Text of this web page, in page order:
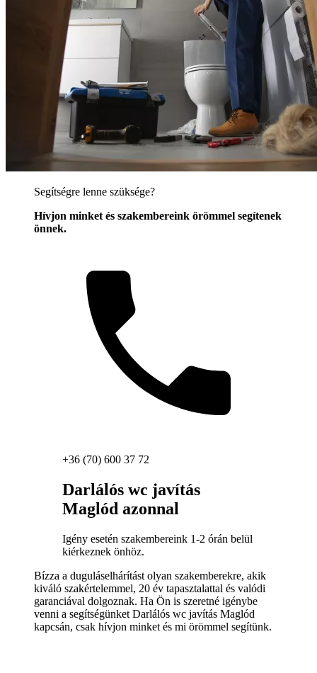
Segítségre lenne szüksége?
Hívjon minket és szakembereink örömmel segítenek
önnek.
+36 (70) 600 37 72
Darlálós wc javítás
Maglód azonnal
Igény esetén szakembereink 1-2 órán belül
kiérkeznek önhöz.
Bízza a duguláselhárítást olyan szakemberekre, akik
kiváló szakértelemmel, 20 év tapasztalattal és valódi
garanciával dolgoznak. Ha Ön is szeretné igénybe
venni a segítségünket Darlálós wc javítás Maglód
kapcsán, csak hívjon minket és mi örömmel segítünk.